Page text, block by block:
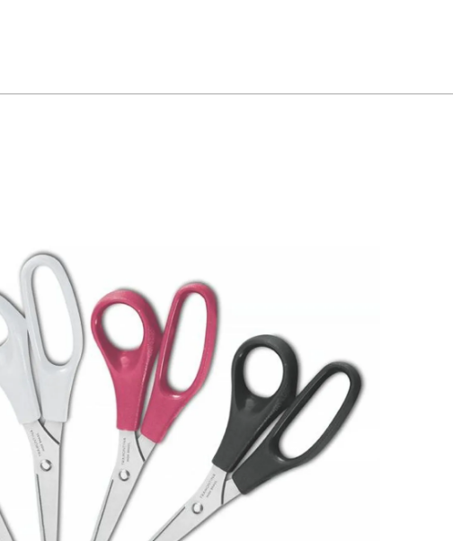
cheia de estilo. No trabalho, tem performance avançada. A linha de tesouras
a monotonia. Informações Gerais: Lâmina de aço inox. Cabo de polipropileno. Uso
mantenha fora do alcance das crianças. Para uma maior durabilidade dos produtos,
de fabricação.